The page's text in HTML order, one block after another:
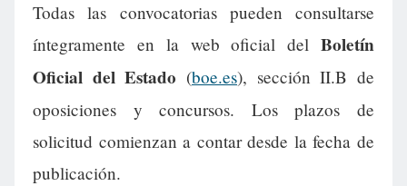
Todas las convocatorias pueden consultarse
íntegramente en la web oficial del Boletín
Oficial del Estado (boe.es), sección II.B de
oposiciones y concursos. Los plazos de
solicitud comienzan a contar desde la fecha de
publicación.